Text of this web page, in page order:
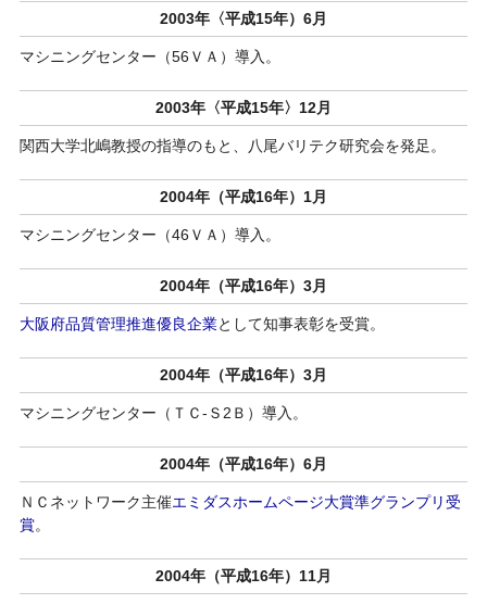
2003年〈平成15年）6月
マシニングセンター（56ＶＡ）導入。
2003年〈平成15年〉12月
関西大学北嶋教授の指導のもと、八尾バリテク研究会を発足。
2004年（平成16年）1月
マシニングセンター（46ＶＡ）導入。
2004年（平成16年）3月
大阪府品質管理推進優良企業として知事表彰を受賞。
2004年（平成16年）3月
マシニングセンター（ＴＣ-Ｓ2Ｂ）導入。
2004年（平成16年）6月
ＮＣネットワーク主催エミダスホームページ大賞準グランプリ受
賞。
2004年（平成16年）11月